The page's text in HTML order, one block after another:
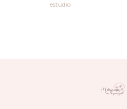
estudio